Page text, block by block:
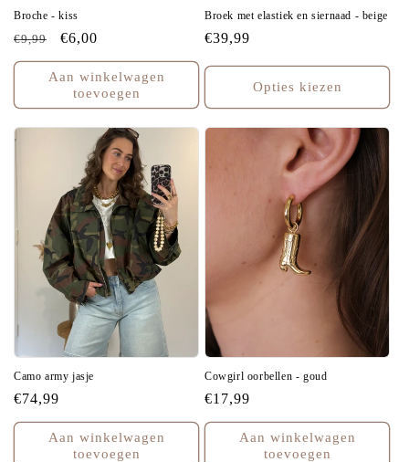
Broche - kiss
Normale
prijs
€9,99 Aanbiedingsprijs
€6,00
Aan winkelwagen
toevoegen
Broek met elastiek en siernaad - beige
Normale
€39,99
Opties kiezen
Camo army jasje
Normale
prijs
€74,99
Aan winkelwagen
toevoegen
Cowgirl oorbellen - goud
Normale
prijs
€17,99
Aan winkelwagen
toevoegen